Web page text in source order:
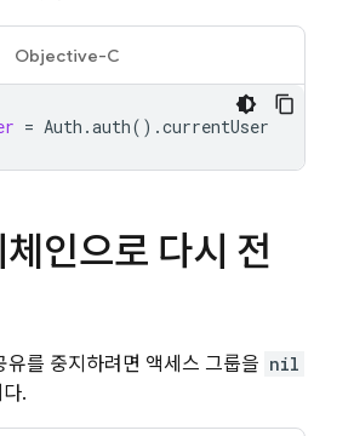
Objective-C
= Auth .auth().currentUser
인으로 다시 전
유를 중지하려면 액세스 그룹을 nil
.